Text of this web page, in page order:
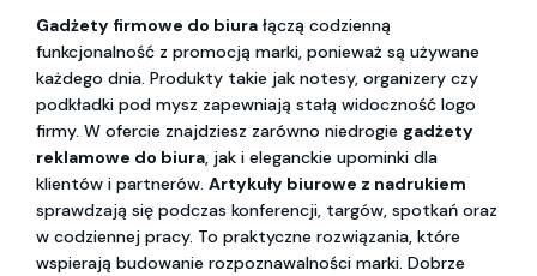
Gadżety firmowe do biura łączą codzienną
funkcjonalność z promocją marki, ponieważ są używane
każdego dnia. Produkty takie jak notesy, organizery czy
podkładki pod mysz zapewniają stałą widoczność logo
firmy. W ofercie znajdziesz zarówno niedrogie gadżety
reklamowe do biura, jak i eleganckie upominki dla
klientów i partnerów. Artykuły biurowe z nadrukiem
sprawdzają się podczas konferencji, targów, spotkań oraz
w codziennej pracy. To praktyczne rozwiązania, które
wspierają budowanie rozpoznawalności marki. Dobrze